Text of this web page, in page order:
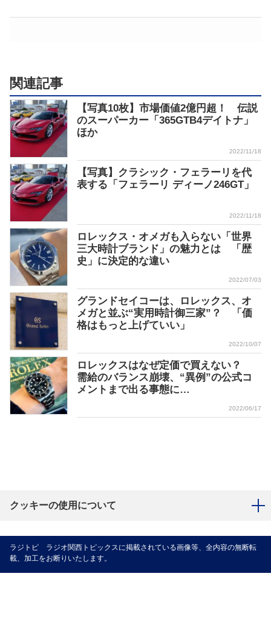
関連記事
【写真10枚】市場価値2億円超！ 伝説
のスーパーカー「365GTB4デイトナ」
ほか
2022/11/18
【写真】クラシック・フェラーリを代
表する「フェラーリ ディーノ246GT」
2022/11/18
ロレックス・オメガも入らない「世界
三大時計ブランド」の魅力とは 「歴
史」に決定的な違い
2022/07/03
グランドセイコーは、ロレックス、オ
メガと並ぶ“実用時計御三家”？ 「価
格はもっと上げていい」
2022/10/07
ロレックスはなぜ定価で買えない？
需給のバランス崩壊、“異例”の公式コ
メントまで出る事態に…
2022/06/17
クッキーの使用について
ラジトピ ラジオ関西トピックスに掲載されている画像等、全内容の無断転
載、加工をお断りいたします。